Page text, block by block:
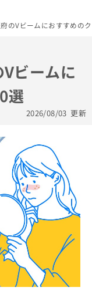
府のVビームにおすすめの
Vビームに
選
2026/08/03 更新